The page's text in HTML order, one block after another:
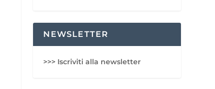
NEWSLETTER
>>> Iscriviti alla newsletter